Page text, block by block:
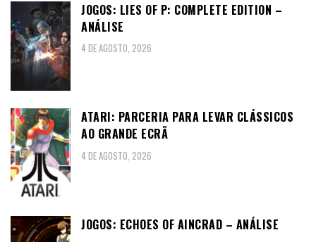
JOGOS: LIES OF P: COMPLETE EDITION –
ANÁLISE
4 DE AGOSTO, 2026
ATARI: PARCERIA PARA LEVAR CLÁSSICOS
AO GRANDE ECRÃ
4 DE AGOSTO, 2026
JOGOS: ECHOES OF AINCRAD – ANÁLISE